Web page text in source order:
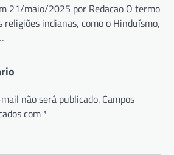
21/maio/2025 por Redacao O termo
religiões indianas, como o Hinduísmo,
não será publicado. Campos
com *